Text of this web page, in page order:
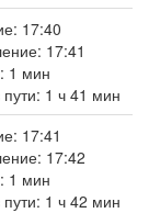
17:40
17:41
1 мин
1 ч 41 мин
17:41
17:42
1 мин
1 ч 42 мин